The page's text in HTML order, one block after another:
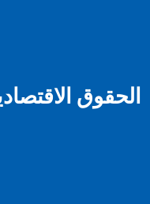
الحقوق